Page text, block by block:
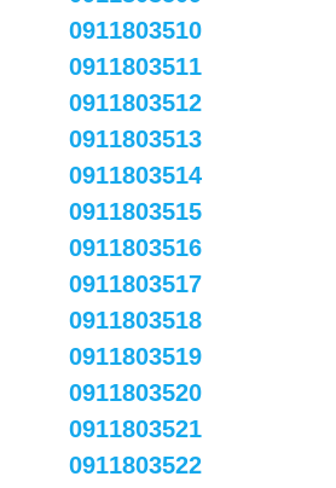
0911803510
0911803511
0911803512
0911803513
0911803514
0911803515
0911803516
0911803517
0911803518
0911803519
0911803520
0911803521
0911803522